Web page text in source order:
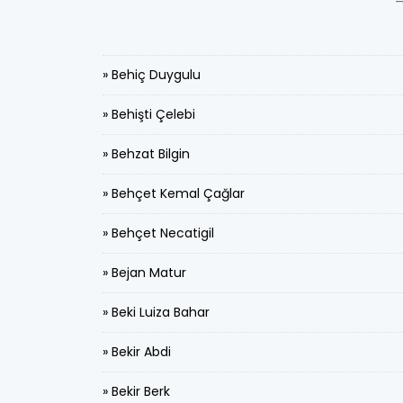
» Behiç Duygulu
» Behişti Çelebi
» Behzat Bilgin
» Behçet Kemal Çağlar
» Behçet Necatigil
» Bejan Matur
» Beki Luiza Bahar
» Bekir Abdi
» Bekir Berk